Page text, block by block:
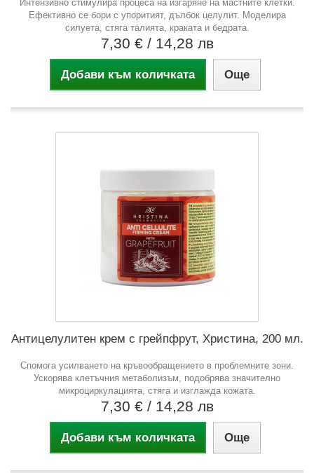
Интензивно стимулира процеса на изгаряне на мастните клетки.
Ефективно се бори с упоритият, дълбок целулит. Моделира
силуета, стяга талията, краката и бедрата.
7,30 € / 14,28 лв
Добави към количката Още
Антицелулитен крем с грейпфрут, Христина, 200 мл.
Спомога усилването на кръвообращението в проблемните зони.
Ускорява клетъчния метаболизъм, подобрява значително
микроциркулацията, стяга и изглажда кожата.
7,30 € / 14,28 лв
Добави към количката Още